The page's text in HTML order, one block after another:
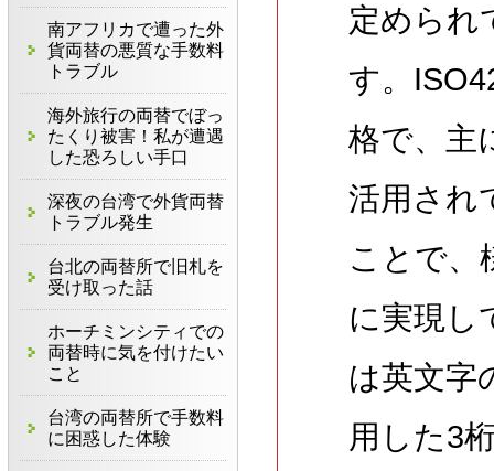
定められ
す。
格で、主
活用され
ことで、
に実現し
は英文字
用した3
南アフリカで遭った外
貨両替の悪質な手数料
トラブル
海外旅行の両替でぼっ
たくり被害！私が遭遇
した恐ろしい手口
深夜の台湾で外貨両替
トラブル発生
台北の両替所で旧札を
受け取った話
ホーチミンシティでの
両替時に気を付けたい
こと
台湾の両替所で手数料
に困惑した体験